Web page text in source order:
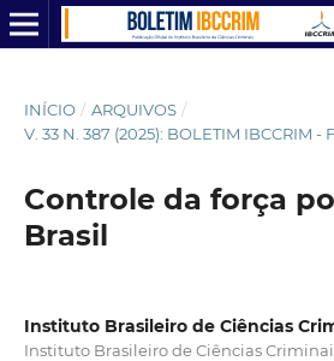
INÍCIO / ARQUIVOS /
V. 33 N. 387 (2025): BOLETIM IBCCRIM -
Controle da força
Brasil
Instituto Brasileiro de Ciências
Instituto Brasileiro de Ciências